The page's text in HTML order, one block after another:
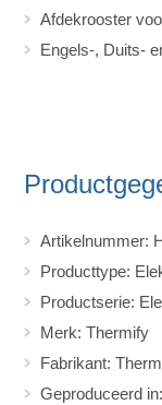
Afdekrooster
Engels-, Duits-
Artikelnummer:
Producttype:
Productserie:
Merk: Thermify
Fabrikant:
Geproduceerd